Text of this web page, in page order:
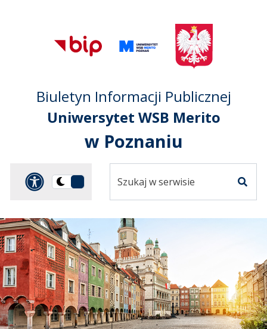
głównego menu
Przejdź do treści
Przejdź do mapy
serwisu
Biuletyn Informacji Publicznej
Uniwersytet WSB Merito
w Poznaniu
Panel dostosowania
Przełącz
ciemną
serwisie